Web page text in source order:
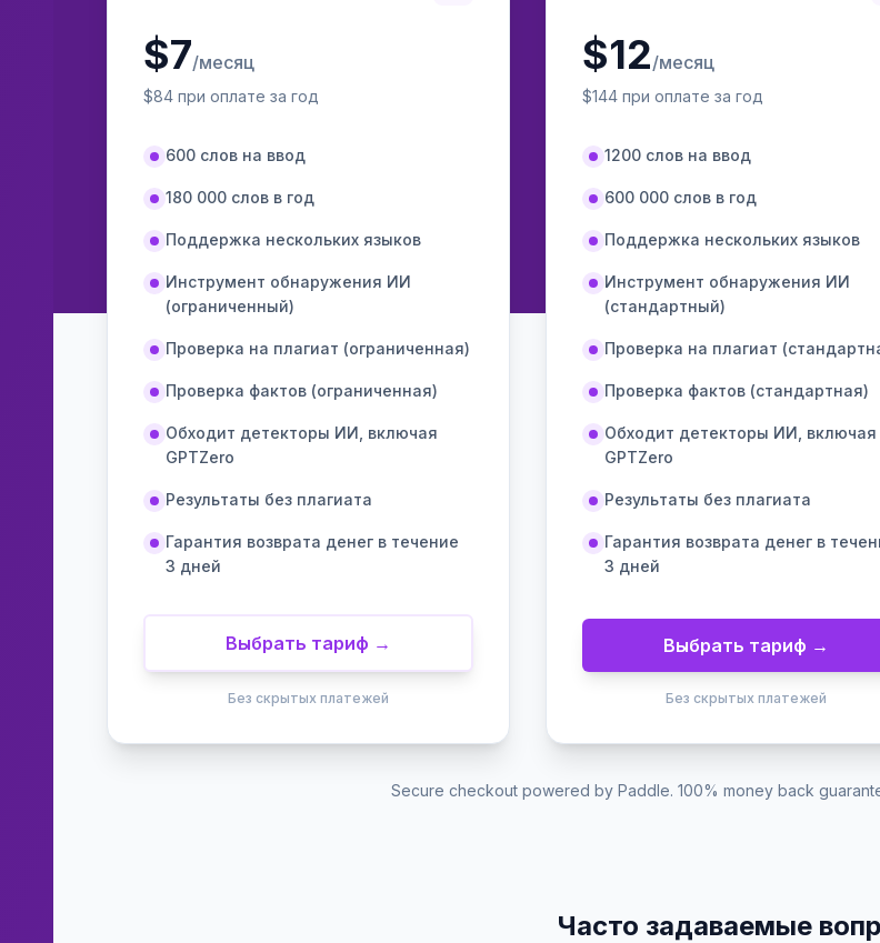
$7/месяц
$84 при оплате за год
600 слов на ввод
180 000 слов в год
Поддержка нескольких языков
Инструмент обнаружения ИИ
(ограниченный)
Проверка на плагиат (ограниченная)
Проверка фактов (ограниченная)
Обходит детекторы ИИ, включая
GPTZero
Результаты без плагиата
Гарантия возврата денег в течение
3 дней
Выбрать тариф →
Без скрытых платежей
$12/месяц
$144 при оплате за год
1200 слов на ввод
600 000 слов в год
Поддержка нескольких языков
Инструмент обнаружения ИИ
(стандартный)
Проверка на плагиат
Проверка фактов (стандартная)
Обходит детекторы ИИ, включая
GPTZero
Результаты без плагиата
Гарантия возврата денег в
3 дней
Выбрать тариф →
Без скрытых платежей
Secure checkout powered by Paddle. 100% money back
Часто задаваемые